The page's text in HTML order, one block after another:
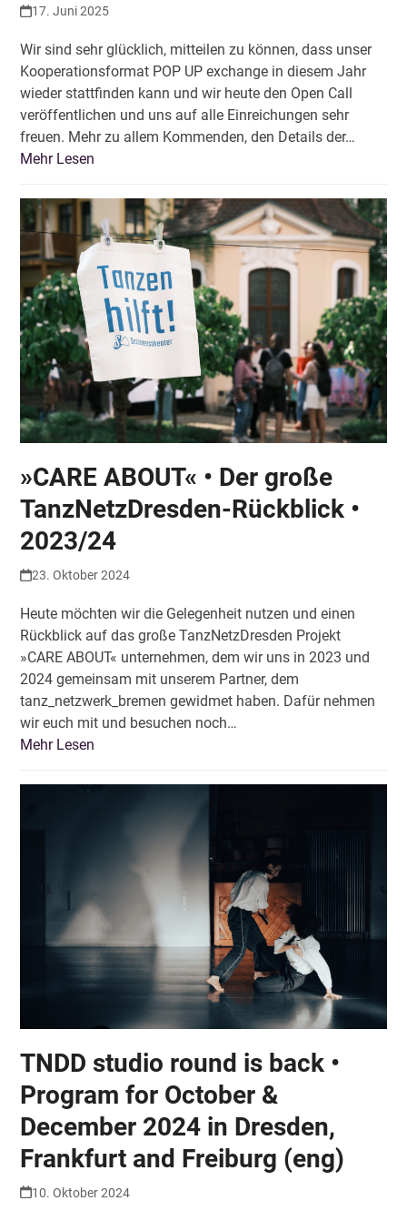
17. Juni 2025
Wir sind sehr glücklich, mitteilen zu können, dass unser
Kooperationsformat POP UP exchange in diesem Jahr
wieder stattfinden kann und wir heute den Open Call
veröffentlichen und uns auf alle Einreichungen sehr
freuen. Mehr zu allem Kommenden, den Details der…
Mehr Lesen
»CARE ABOUT« • Der große
TanzNetzDresden-Rückblick •
2023/24
23. Oktober 2024
Heute möchten wir die Gelegenheit nutzen und einen
Rückblick auf das große TanzNetzDresden Projekt
»CARE ABOUT« unternehmen, dem wir uns in 2023 und
2024 gemeinsam mit unserem Partner, dem
tanz_netzwerk_bremen gewidmet haben. Dafür nehmen
wir euch mit und besuchen noch…
Mehr Lesen
TNDD studio round is back •
Program for October &
December 2024 in Dresden,
Frankfurt and Freiburg (eng)
10. Oktober 2024